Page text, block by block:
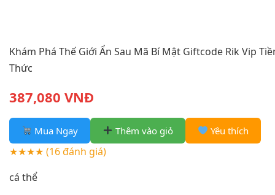
Khám Phá Thế Giới Ẩn Sau Mã Bí Mật Giftcode Rik Vip
Thức
387,080 VNĐ
Mua Ngay Thêm vào giỏ Yêu thích
★★★★ (16 đánh giá)
cá thể